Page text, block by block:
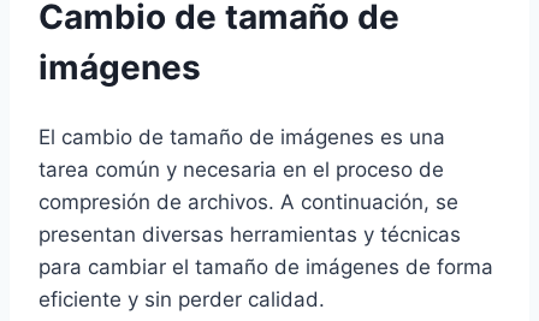
Cambio de tamaño de
imágenes
El cambio de tamaño de imágenes es una
tarea común y necesaria en el proceso de
compresión de archivos. A continuación, se
presentan diversas herramientas y técnicas
para cambiar el tamaño de imágenes de forma
eficiente y sin perder calidad.